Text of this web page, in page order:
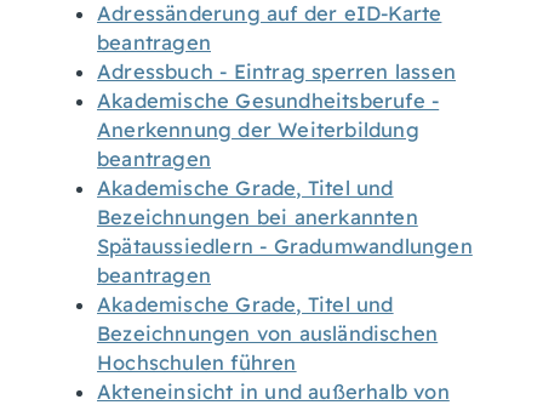
Adressänderung auf der eID-Karte
beantragen
Adressbuch - Eintrag sperren lassen
Akademische Gesundheitsberufe -
Anerkennung der Weiterbildung
beantragen
Akademische Grade, Titel und
Bezeichnungen bei anerkannten
Spätaussiedlern - Gradumwandlungen
beantragen
Akademische Grade, Titel und
Bezeichnungen von ausländischen
Hochschulen führen
Akteneinsicht in und außerhalb von